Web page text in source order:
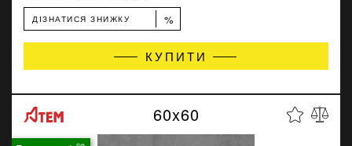
ДІЗНАТИСЯ ЗНИЖКУ %
КУПИТИ
60x60